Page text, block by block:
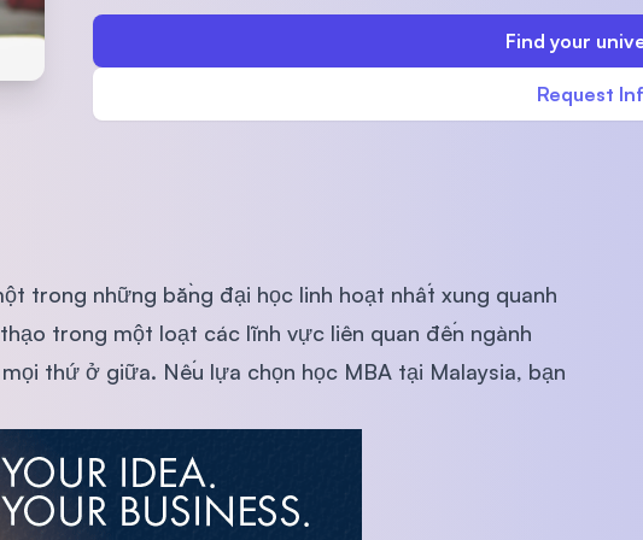
Find your
Request
trong những bằng đại học linh hoạt nhất xung quanh
trong một loạt các lĩnh vực liên quan đến ngành
thứ ở giữa. Nếu lựa chọn học MBA tại Malaysia, bạn